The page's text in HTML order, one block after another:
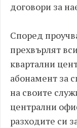
договори за
Според
прехвърлят
квартални
абонамент за
на своите
централни
разходите си